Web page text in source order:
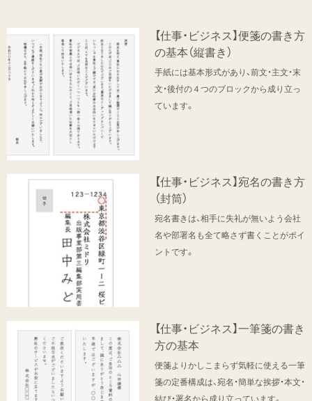
【仕事・ビジネス】便箋の書き方
の基本（縦書き）
手紙には基本形式があり、前文・主文・末
文・後付の４つのブロックから成り立っ
ています。
【仕事・ビジネス】宛名の書き方
（封筒）
宛名書きは、相手に失礼が無いよう会社
名や部署名も全て略さず書くことがポイ
ントです。
【仕事・ビジネス】一筆箋の書き
方の基本
便箋よりかしこまらず気軽に使える一筆
箋の定番構成は、宛名・簡単な挨拶・本文・
結び・署名から成り立っています。